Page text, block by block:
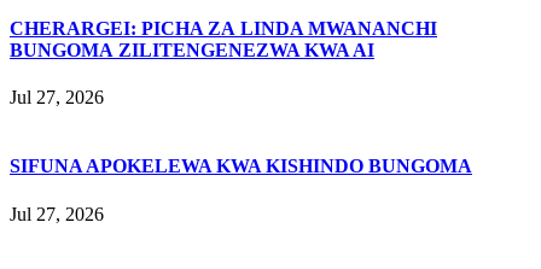
CHERARGEI: PICHA ZA LINDA MWANANCHI
BUNGOMA ZILITENGENEZWA KWA AI
Jul 27, 2026
SIFUNA APOKELEWA KWA KISHINDO BUNGOMA
Jul 27, 2026